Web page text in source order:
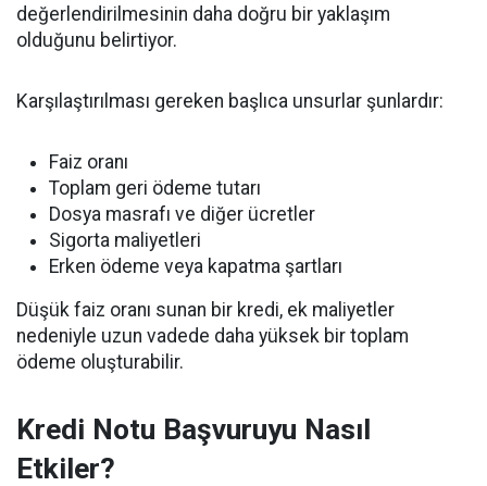
değerlendirilmesinin daha doğru bir yaklaşım
olduğunu belirtiyor.
Karşılaştırılması gereken başlıca unsurlar şunlardır:
Faiz oranı
Toplam geri ödeme tutarı
Dosya masrafı ve diğer ücretler
Sigorta maliyetleri
Erken ödeme veya kapatma şartları
Düşük faiz oranı sunan bir kredi, ek maliyetler
nedeniyle uzun vadede daha yüksek bir toplam
ödeme oluşturabilir.
Kredi Notu Başvuruyu Nasıl
Etkiler?